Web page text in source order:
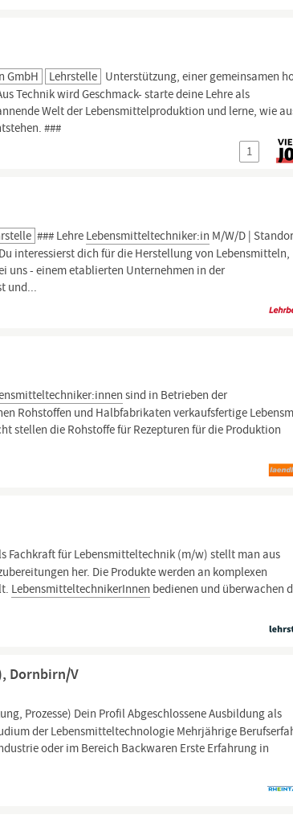
GmbH Lehrstelle Unterstützung, einer gemeinsamen
Technik wird Geschmack- starte deine Lehre als
Welt der Lebensmittelproduktion und lerne, wie
###
1
### Lehre Lebensmitteltechniker:in M/W/D |
interessierst dich für die Herstellung von Lebensmitteln,
uns - einem etablierten Unternehmen in der
und...
sind in Betrieben der
Rohstoffen und Halbfabrikaten verkaufsfertige
stellen die Rohstoffe für Rezepturen für die Produktion
Fachkraft für Lebensmitteltechnik (m/w) stellt man aus
her. Die Produkte werden an komplexen
LebensmitteltechnikerInnen bedienen und überwachen
Dornbirn/V
Prozesse) Dein Profil Abgeschlossene Ausbildung als
der Lebensmitteltechnologie Mehrjährige
oder im Bereich Backwaren Erste Erfahrung in